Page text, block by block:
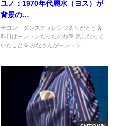
ユノ：1970年代麗水（ヨス）が
背景の…
テヨン ダンスチャレンジありがとう🕺
昨日はヨントンだったのね💚 気になって
いたことを みなさんがヨントン...